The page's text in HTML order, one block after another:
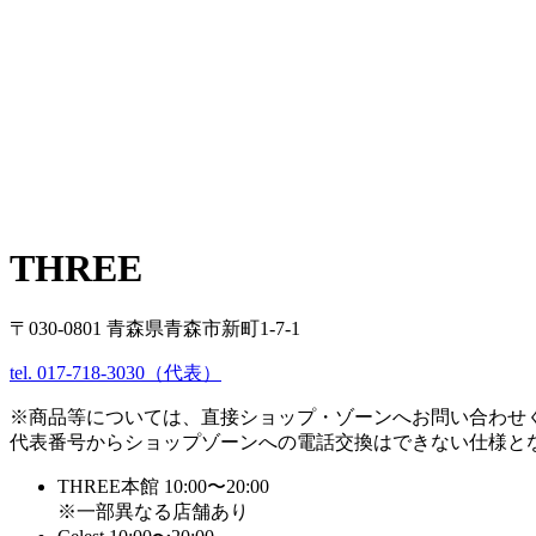
THREE
〒030-0801 青森県青森市新町1-7-1
tel. 017-718-3030（代表）
※商品等については、直接ショップ・ゾーンへお問い合わせ
代表番号からショップゾーンへの電話交換はできない仕様と
THREE本館 10:00〜20:00
※一部異なる店舗あり